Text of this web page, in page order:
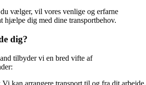
vælger, vil vores venlige og erfarne
hjælpe dig med dine transportbehov.
dig?
tilbyder vi en bred vifte af
kan arrangere transport til og fra dit arbejde,